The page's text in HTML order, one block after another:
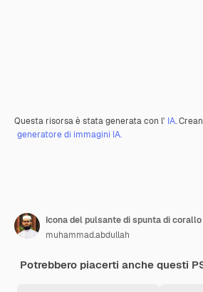
Questa risorsa è stata generata con l' IA.
generatore di immagini IA.
muhammad.abdullah
Potrebbero piacerti anche questi